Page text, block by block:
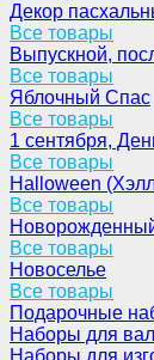
Декор
Все товары
Выпускной,
Все товары
Яблочный Спас
Все товары
1 сентября,
Все товары
Halloween
Все товары
Все товары
Новоселье
Все товары
Подарочные
Наборы для
Наборы для